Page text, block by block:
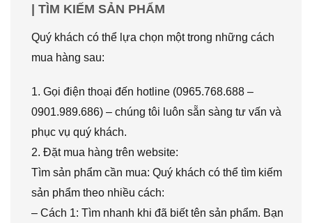
| TÌM KIẾM SẢN PHẨM
Quý khách có thể lựa chọn một trong những cách
mua hàng sau:
1. Gọi điện thoại đến hotline (0965.768.688 –
0901.989.686) – chúng tôi luôn sẵn sàng tư vấn và
phục vụ quý khách.
2. Đặt mua hàng trên website:
Tìm sản phẩm cần mua: Quý khách có thể tìm kiếm
sản phẩm theo nhiều cách:
– Cách 1: Tìm nhanh khi đã biết tên sản phẩm. Bạn